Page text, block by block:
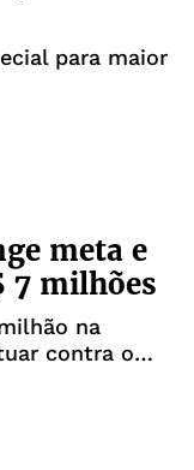
para maior
meta e
7 milhões
na
contra o